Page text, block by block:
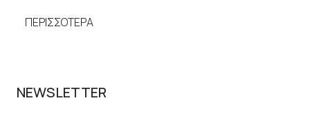
ΠΕΡΙΣΣΟΤΕΡΑ
NEWSLETTER